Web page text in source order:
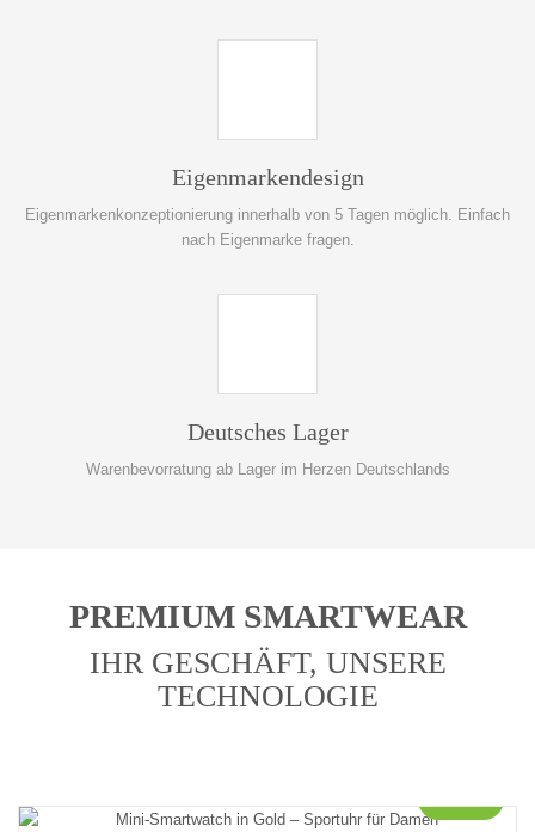
Eigenmarkendesign
Eigenmarkenkonzeptionierung innerhalb von 5 Tagen möglich. Einfach
nach Eigenmarke fragen.
Deutsches Lager
Warenbevorratung ab Lager im Herzen Deutschlands
PREMIUM SMARTWEAR
IHR GESCHÄFT, UNSERE
TECHNOLOGIE